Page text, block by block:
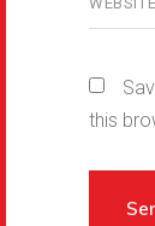
this